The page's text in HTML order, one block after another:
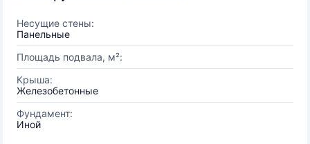
Несущие стены:
Панельные
Площадь подвала, м²:
Крыша:
Железобетонные
Фундамент:
Иной